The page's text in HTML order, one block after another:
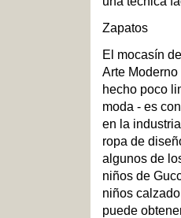
Zapatos
El mocasín
Arte
hecho poco
moda - es
en la
ropa de
algunos de
niños de
niños
puede